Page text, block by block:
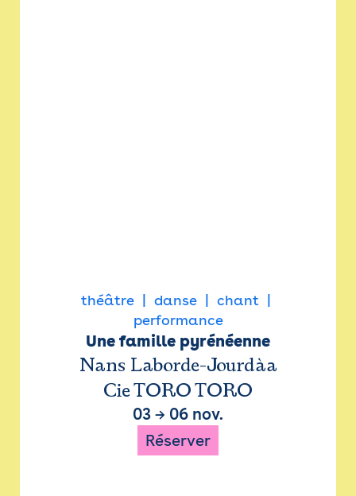
théâtre danse
chant
performance
Une famille pyrénéenne
Nans Laborde-Jourdàa
Cie TORO TORO
03 → 06 nov.
Réserver